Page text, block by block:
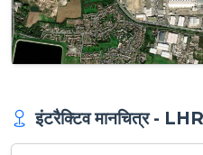
इंटरैक्टिव मानचित्र -